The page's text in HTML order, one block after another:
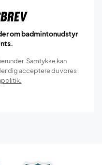
om badmintonudstyr
Samtykke kan
dig acceptere du vores